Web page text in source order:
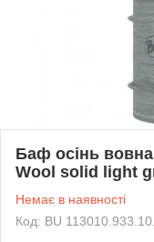
Баф осінь
Wool solid light
Немає в наявності
Код: BU